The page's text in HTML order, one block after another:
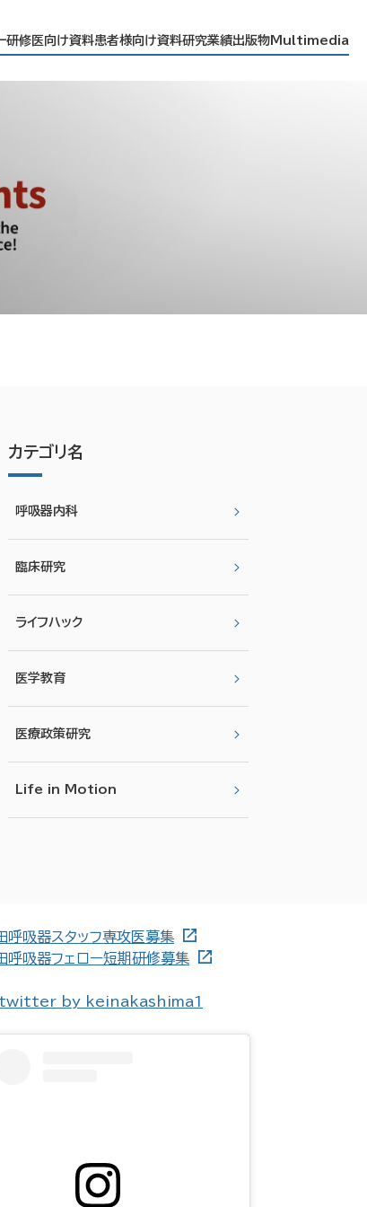
研修医向け資料患者様向け資料研究業績出版物 Multimedia
カテゴリ名
呼吸器内科
臨床研究
ライフハック
医学教育
医療政策研究
Life in Motion
呼吸器スタッフ専攻医募集
呼吸器フェロー短期研修募集
by keinakashima1